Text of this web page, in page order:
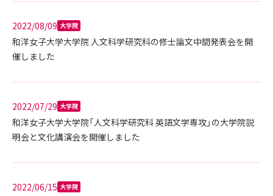
2022/08/09 大学院
和洋女子大学大学院 人文科学研究科の修士論文中間発表会を開
催しました
2022/07/29 大学院
和洋女子大学大学院「人文科学研究科 英語文学専攻」の大学院説
明会と文化講演会を開催しました
2022/06/15 大学院